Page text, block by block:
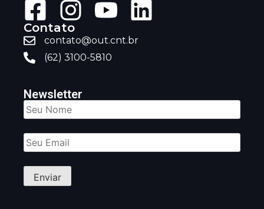
Contato
contato@out.cnt.br
(62) 3100-5810
Newsletter